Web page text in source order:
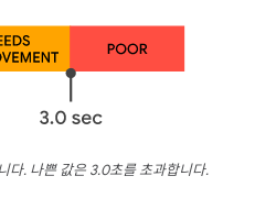
다. 나쁜 값은 3.0초를 초과합니다.